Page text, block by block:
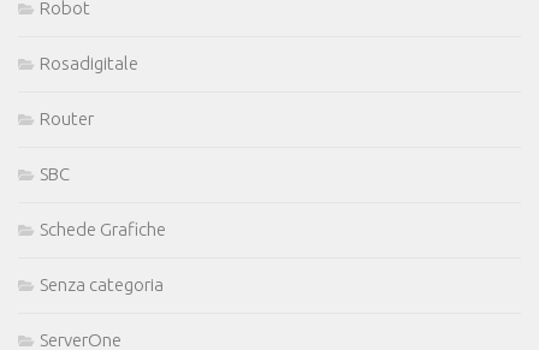
Robot
Rosadigitale
Router
SBC
Schede Grafiche
Senza categoria
ServerOne